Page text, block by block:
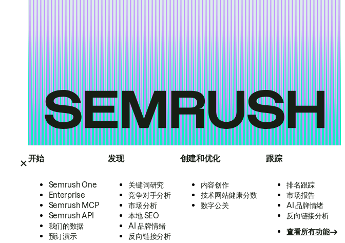
开始
Semrush One
Enterprise
Semrush MCP
Semrush API
我们的数据
预订演示
发现
关键词研究
竞争对手分析
市场分析
本地 SEO
AI 品牌情绪
反向链接分析
创建和优化
内容创作
技术网站健康分数
数字公关
跟踪
排名跟踪
市场报告
AI 品牌情绪
反向链接分析
查看所有功能